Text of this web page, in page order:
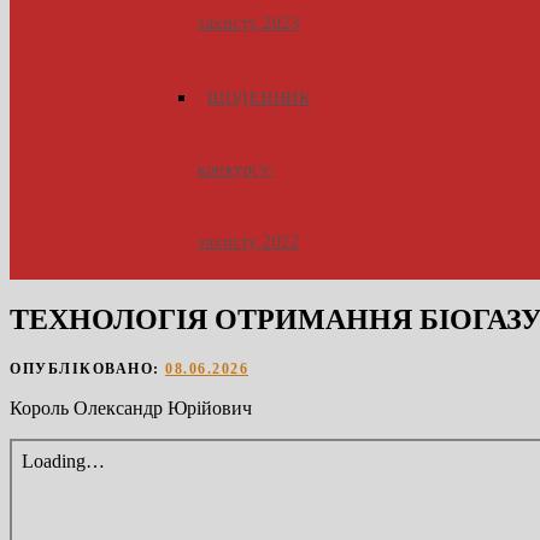
захисту 2023
ЩОДЕННИК
конкурсу-
захисту 2022
ТЕХНОЛОГІЯ ОТРИМАННЯ БІОГАЗУ
ОПУБЛІКОВАНО: 08.06.2026
Король Олександр Юрійович